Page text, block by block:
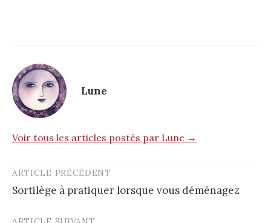
Lune
Voir tous les articles postés par Lune →
Post
navigation
ARTICLE PRÉCÉDENT
Sortilège à pratiquer lorsque vous déménagez